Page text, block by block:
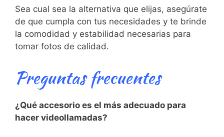
Sea cual sea la alternativa que elijas, asegúrate
de⁢ que cumpla con ​tus‍ necesidades y te brinde
⁤la comodidad ​y estabilidad necesarias para
⁣tomar fotos ‌de calidad.
Preguntas frecuentes
¿Qué ⁢accesorio es‍ el más adecuado para
hacer ‌videollamadas?